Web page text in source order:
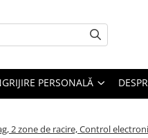
PERSONALĂ
2 zone de racire, Control